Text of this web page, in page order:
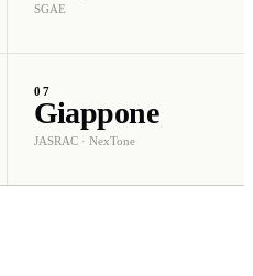
SGAE
07
Giappone
JASRAC · NexTone